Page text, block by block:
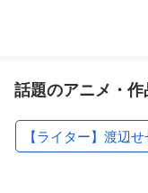
話題のアニメ・作
【ライター】渡辺せ